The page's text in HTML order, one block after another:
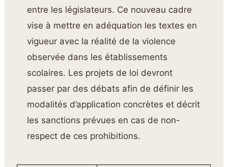
entre les législateurs. Ce nouveau cadre
vise à mettre en adéquation les textes en
vigueur avec la réalité de la violence
observée dans les établissements
scolaires. Les projets de loi devront
passer par des débats afin de définir les
modalités d’application concrètes et décrit
les sanctions prévues en cas de non-
respect de ces prohibitions.